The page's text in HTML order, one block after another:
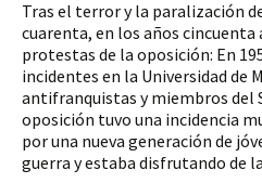
Tras el terror y la paralización
cuarenta, en los años cincuenta
protestas de la oposición: En
incidentes en la Universidad de
antifranquistas y miembros del
oposición tuvo una incidencia
por una nueva generación de
guerra y estaba disfrutando de